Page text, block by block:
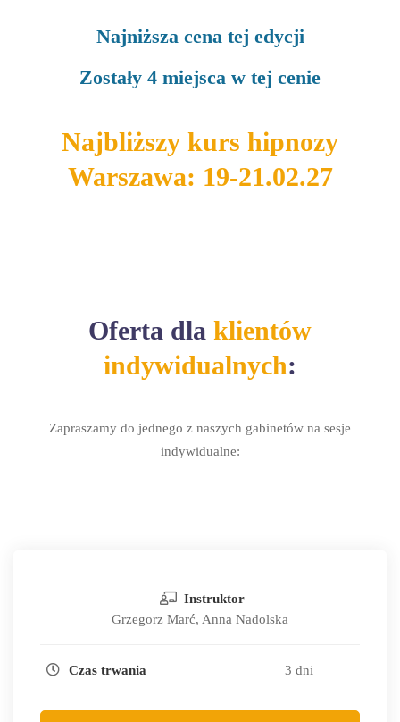
Najniższa cena tej edycji
Zostały 4 miejsca w tej cenie
Najbliższy kurs hipnozy
Warszawa: 19-21.02.27
Oferta dla klientów
indywidualnych:
Zapraszamy do jednego z naszych gabinetów na sesje
indywidualne:
Instruktor
Grzegorz Marć, Anna Nadolska
Czas trwania 3 dni